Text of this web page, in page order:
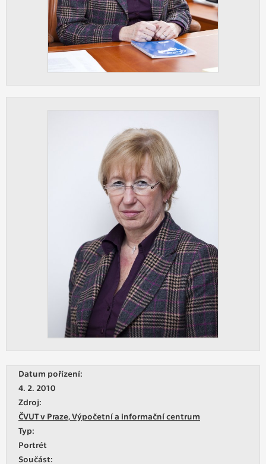
Datum pořízení:
4. 2. 2010
Zdroj:
ČVUT v Praze, Výpočetní a informační centrum
Typ:
Portrét
Součást: